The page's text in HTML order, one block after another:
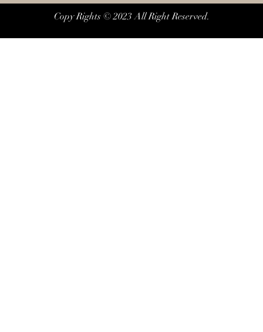
Copy Rights © 2023 All Right Reserved.